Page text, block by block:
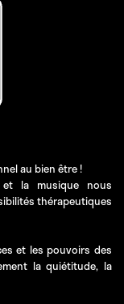
au bien être !
la musique nous
thérapeutiques
et les pouvoirs des
la quiétitude, la